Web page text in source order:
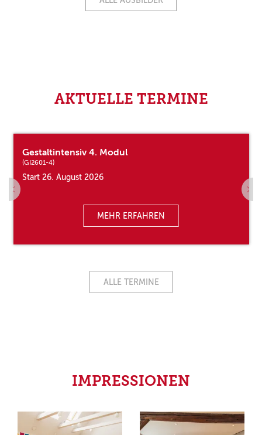
AKTUELLE TERMINE
Gestaltintensiv 4. Modul
(GI2601-4)
Start 26. August 2026
MEHR ERFAHREN
ALLE TERMINE
IMPRESSIONEN